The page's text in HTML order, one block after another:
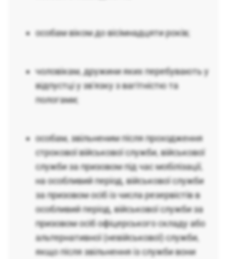
особам віком до вісімнадцяти років;
чоловікам, дружини яких перебувають у
відпустці у зв'язку з вагітністю та
пологами;
особам, звільненим після проходження
строкової військової служби, військової
служби за призовом під час мобілізації,
на особливий період, військової служби
за призовом осіб із числа резервістів в
особливий період, військової служби за
призовом осіб офіцерського складу або
альтернативної (невійськової) служби,
якщо після звільнення із служби вони